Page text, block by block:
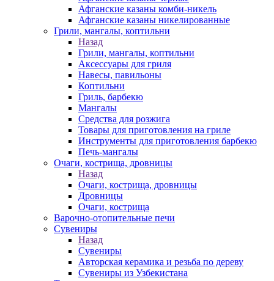
Афганские казаны комби-никель
Афганские казаны никелированные
Грили, мангалы, коптильни
Назад
Грили, мангалы, коптильни
Аксессуары для гриля
Навесы, павильоны
Коптильни
Гриль, барбекю
Мангалы
Средства для розжига
Товары для приготовления на гриле
Инструменты для приготовления барбекю
Печь-мангалы
Очаги, кострища, дровницы
Назад
Очаги, кострища, дровницы
Дровницы
Очаги, кострища
Варочно-отопительные печи
Сувениры
Назад
Сувениры
Авторская керамика и резьба по дереву
Сувениры из Узбекистана